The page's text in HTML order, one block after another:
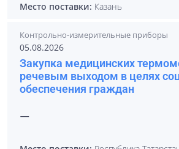
Место поставки: Казань
Контрольно-измерительные приборы
05.08.2026
Закупка медицинских
речевым выходом в целях
обеспечения граждан
—